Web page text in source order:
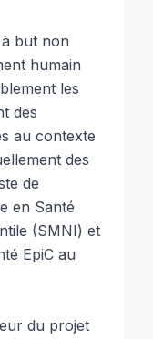
but non
humain
les
des
au contexte
des
de
en Santé
(SMNI) et
EpiC au
du projet